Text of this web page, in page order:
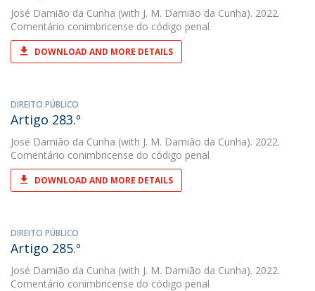
José Damião da Cunha (with J. M. Damião da Cunha). 2022.
Comentário conimbricense do código penal
DOWNLOAD AND MORE DETAILS
DIREITO PÚBLICO
Artigo 283.º
José Damião da Cunha (with J. M. Damião da Cunha). 2022.
Comentário conimbricense do código penal
DOWNLOAD AND MORE DETAILS
DIREITO PÚBLICO
Artigo 285.º
José Damião da Cunha (with J. M. Damião da Cunha). 2022.
Comentário conimbricense do código penal